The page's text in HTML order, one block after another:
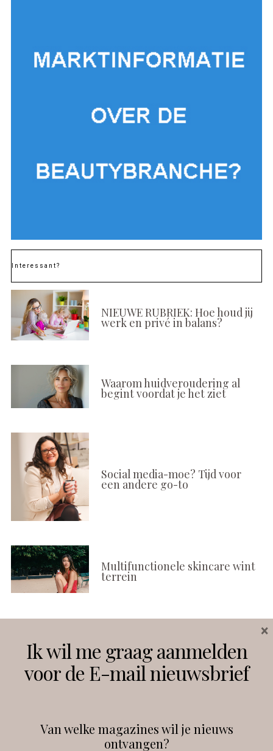
Interessant?
NIEUWE RUBRIEK: Hoe houd jij
werk en privé in balans?
Waarom huidveroudering al
begint voordat je het ziet
Social media-moe? Tijd voor
een andere go-to
Multifunctionele skincare wint
terrein
Instagram Facebook
Ik wil me graag aanmelden
voor de E-mail nieuwsbrief
Van welke magazines wil je nieuws
ontvangen?
×